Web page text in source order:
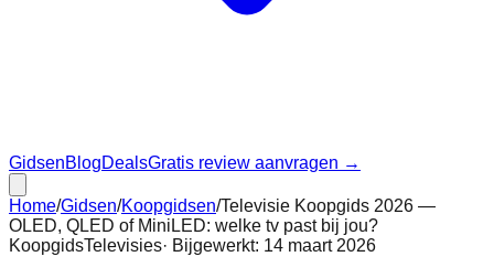
GidsenBlogDealsGratis review aanvragen →
Home/Gidsen/Koopgidsen/Televisie Koopgids 2026 —
OLED, QLED of MiniLED: welke tv past bij jou?
KoopgidsTelevisies· Bijgewerkt: 14 maart 2026